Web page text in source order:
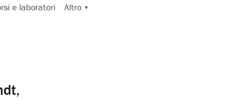
e laboratori Altro